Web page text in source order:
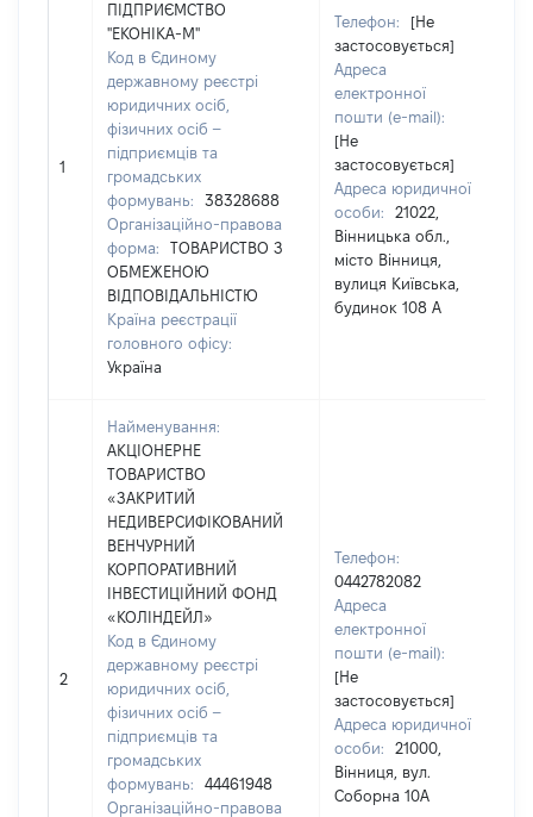
1
ПІДПРИЄМСТВО
"ЕКОНІКА-М"
Код в Єдиному
державному реєстрі
юридичних осіб,
фізичних осіб –
підприємців та
громадських
формувань:
38328688
Організаційно-правова
форма:
ТОВАРИСТВО З
ОБМЕЖЕНОЮ
ВІДПОВІДАЛЬНІСТЮ
Країна реєстрації
головного офісу:
Україна
Телефон:
[Не
застосовується]
Адреса
електронної
пошти (e-mail):
[Не
застосовується]
Адреса юридичної
особи:
21022,
Вінницька обл.,
місто Вінниця,
вулиця Київська,
будинок 108 А
2
Найменування:
АКЦІОНЕРНЕ
ТОВАРИСТВО
«ЗАКРИТИЙ
НЕДИВЕРСИФІКОВАНИЙ
ВЕНЧУРНИЙ
КОРПОРАТИВНИЙ
ІНВЕСТИЦІЙНИЙ ФОНД
«КОЛІНДЕЙЛ»
Код в Єдиному
державному реєстрі
юридичних осіб,
фізичних осіб –
підприємців та
громадських
формувань:
44461948
Організаційно-правова
Телефон:
0442782082
Адреса
електронної
пошти (e-mail):
[Не
застосовується]
Адреса юридичної
особи:
21000,
Вінниця, вул.
Соборна 10А